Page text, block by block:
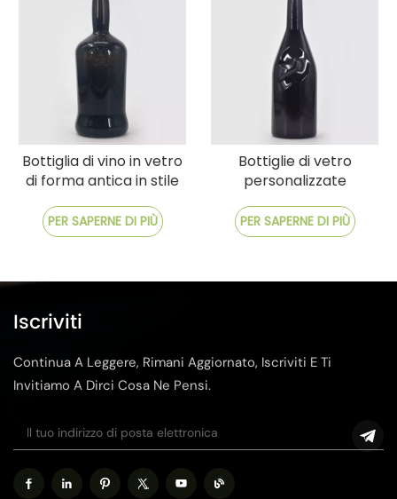
Bottiglia di vino in vetro
di forma antica in stile
PER SAPERNE DI PIÙ
Bottiglie di vetro
personalizzate
personalizzazione e
spedizione veloce
PER SAPERNE DI PIÙ
Iscriviti
Continua A Leggere, Rimani Aggiornato, Iscriviti E Ti
Invitiamo A Dirci Cosa Ne Pensi.